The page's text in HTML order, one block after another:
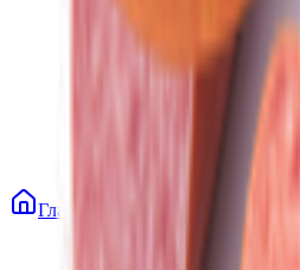
Главная